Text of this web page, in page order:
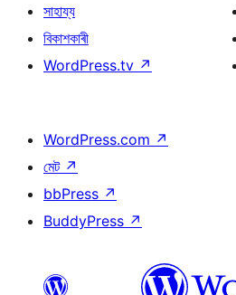
সাহায্য
বিকাশকাৰী
WordPress.tv ↗
WordPress.com ↗
মেট ↗
bbPress ↗
BuddyPress ↗